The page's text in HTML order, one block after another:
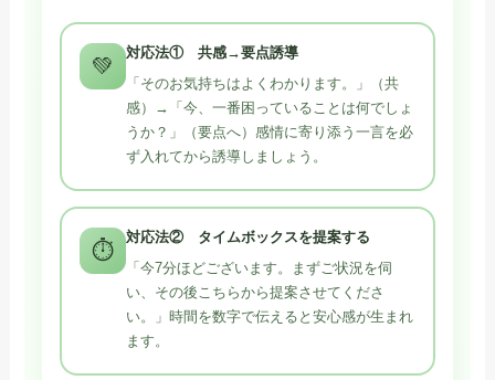
💚
対応法① 共感→要点誘導
「そのお気持ちはよくわかります。」（共
感）→「今、一番困っていることは何でしょ
うか？」（要点へ）感情に寄り添う一言を必
ず入れてから誘導しましょう。
⏱️
対応法② タイムボックスを提案する
「今7分ほどございます。まずご状況を伺
い、その後こちらから提案させてくださ
い。」時間を数字で伝えると安心感が生まれ
ます。